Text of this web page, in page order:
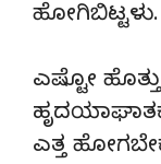
ಹೋಗಿಬಿಟ್ಟಳು.
ಎಷ್ಟೋ
ಎತ್ತ